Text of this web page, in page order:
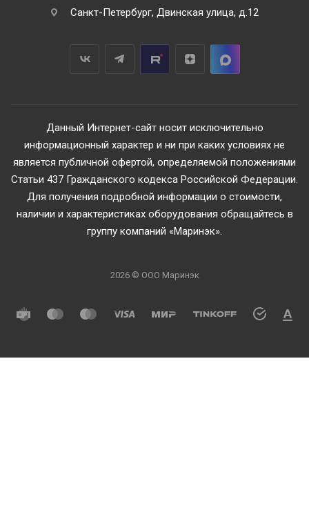
Санкт-Петербург, Двинская улица, д.12
Данный Интернет-сайт носит исключительно
информационный характер и ни при каких условиях не
является публичной офертой, определяемой положениями
Статьи 437 Гражданского кодекса Российской Федерации.
Для получения подробной информации о стоимости,
наличии и характеристиках оборудования обращайтесь в
группу компаний «Маринэк».
2026 © ООО Маринэк